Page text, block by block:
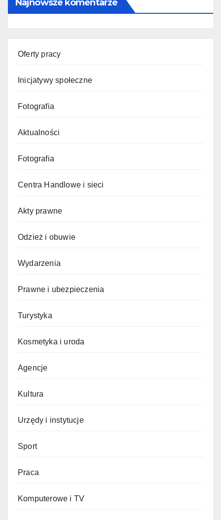
Najnowsze komentarze
Oferty pracy
Inicjatywy społeczne
Fotografia
Aktualności
Fotografia
Centra Handlowe i sieci
Akty prawne
Odzież i obuwie
Wydarzenia
Prawne i ubezpieczenia
Turystyka
Kosmetyka i uroda
Agencje
Kultura
Urzędy i instytucje
Sport
Praca
Komputerowe i TV